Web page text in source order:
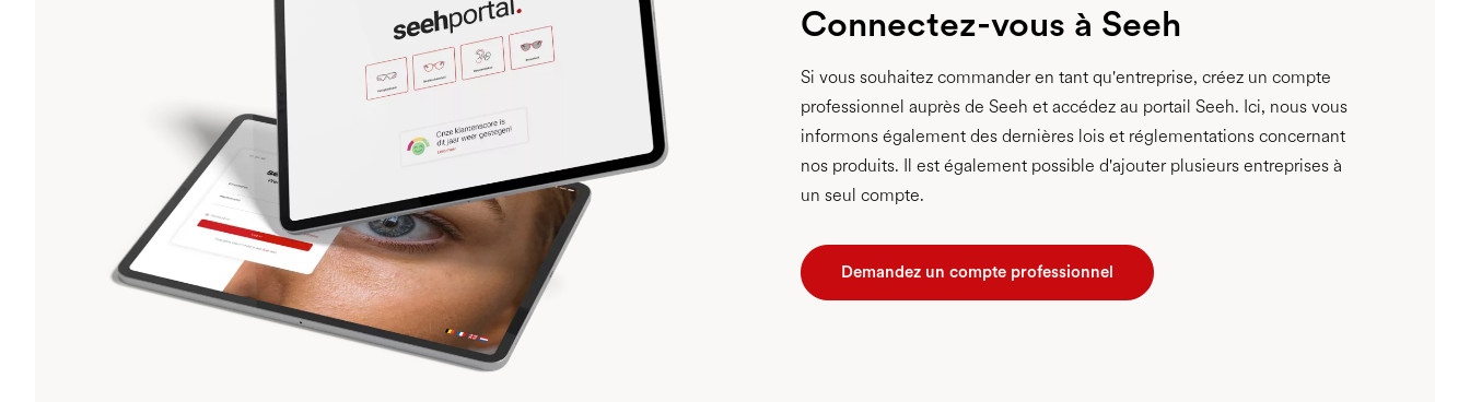
Connectez-vous à Seeh
Si vous souhaitez commander en tant qu'entreprise, créez un compte
professionnel auprès de Seeh et accédez au portail Seeh. Ici, nous vous
informons également des dernières lois et réglementations concernant
nos produits. Il est également possible d'ajouter plusieurs entreprises à
un seul compte.
Demandez un compte professionnel